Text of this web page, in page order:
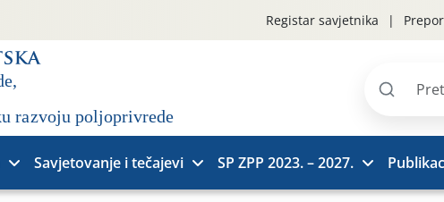
Registar savjetnika
Pretraži
Savjetovanje i tečajevi SP ZPP 2023. – 2027.